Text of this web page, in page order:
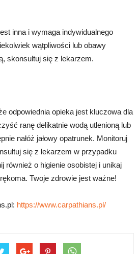
inna i wymaga indywidualnego
wątpliwości lub obawy
skonsultuj się z lekarzem.
odpowiednia opieka jest kluczowa dla
ranę delikatnie wodą utlenioną lub
nałóż jałowy opatrunek. Monitoruj
się z lekarzem w przypadku
również o higienie osobistej i unikaj
Twoje zdrowie jest ważne!
https://www.carpathians.pl/